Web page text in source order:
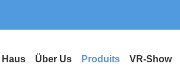
Haus Über Us Produits VR-Show